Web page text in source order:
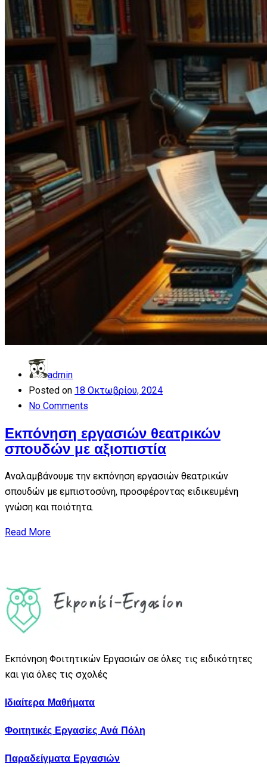
admin
Posted on 18 Οκτωβρίου, 2024
No Comments
Εκπόνηση εργασιών θεατρικών
σπουδών με αξιοπιστία
Αναλαμβάνουμε την εκπόνηση εργασιών θεατρικών
σπουδών με εμπιστοσύνη, προσφέροντας ειδικευμένη
γνώση και ποιότητα.
Read More
Εκπόνηση Φοιτητικών Εργασιών σε όλες τις ειδικότητες
και για όλες τις σχολές
Ιδιαίτερα Μαθήματα
Φοιτητικές Εργασίες Ανά Πόλη
Παραδείγματα Εργασιών